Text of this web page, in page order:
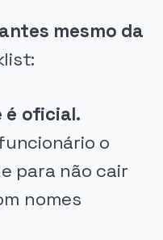
antes mesmo da
é oficial.
o
para não cair
nomes